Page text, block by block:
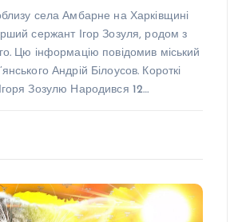
села Амбарне на Харківщині
сержант Ігор Зозуля, родом з
Цю інформацію повідомив міський
Андрій Білоусов. Короткі
Зозулю Народився 12…